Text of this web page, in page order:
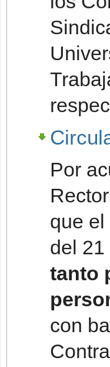
Por
que el
del 21
tanto
con